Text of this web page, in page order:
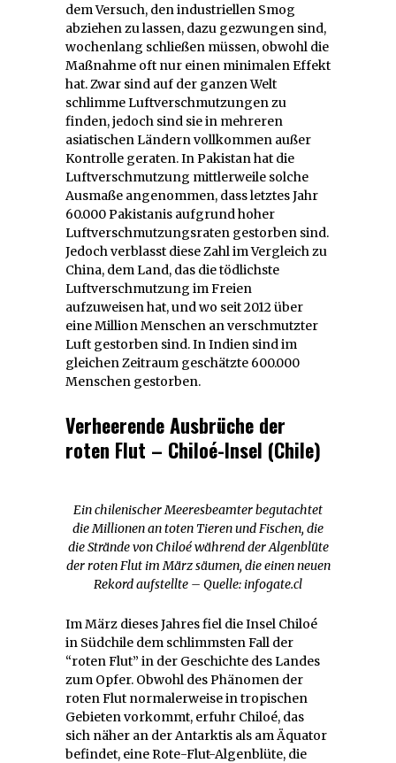
dem Versuch, den industriellen Smog
abziehen zu lassen, dazu gezwungen sind,
wochenlang schließen müssen, obwohl die
Maßnahme oft nur einen minimalen Effekt
hat. Zwar sind auf der ganzen Welt
schlimme Luftverschmutzungen zu
finden, jedoch sind sie in mehreren
asiatischen Ländern vollkommen außer
Kontrolle geraten. In Pakistan hat die
Luftverschmutzung mittlerweile solche
Ausmaße angenommen, dass letztes Jahr
60.000 Pakistanis aufgrund hoher
Luftverschmutzungsraten gestorben sind.
Jedoch verblasst diese Zahl im Vergleich zu
China, dem Land, das die tödlichste
Luftverschmutzung im Freien
aufzuweisen hat, und wo seit 2012 über
eine Million Menschen an verschmutzter
Luft gestorben sind. In Indien sind im
gleichen Zeitraum geschätzte 600.000
Menschen gestorben.
Verheerende Ausbrüche der
roten Flut – Chiloé-Insel (Chile)
Ein chilenischer Meeresbeamter begutachtet
die Millionen an toten Tieren und Fischen, die
die Strände von Chiloé während der Algenblüte
der roten Flut im März säumen, die einen neuen
Rekord aufstellte – Quelle: infogate.cl
Im März dieses Jahres fiel die Insel Chiloé
in Südchile dem schlimmsten Fall der
“roten Flut” in der Geschichte des Landes
zum Opfer. Obwohl des Phänomen der
roten Flut normalerweise in tropischen
Gebieten vorkommt, erfuhr Chiloé, das
sich näher an der Antarktis als am Äquator
befindet, eine Rote-Flut-Algenblüte, die